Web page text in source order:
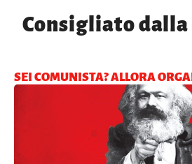
Consigliato
SEI COMUNISTA? ALLORA